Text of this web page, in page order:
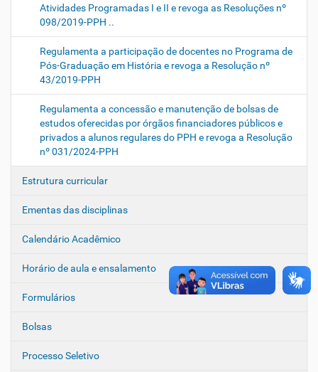
Atividades Programadas I e II e revoga as Resoluções nº
098/2019-PPH ..
Regulamenta a participação de docentes no Programa de
Pós-Graduação em História e revoga a Resolução nº
43/2019-PPH
Regulamenta a concessão e manutenção de bolsas de
estudos oferecidas por órgãos financiadores públicos e
privados a alunos regulares do PPH e revoga a Resolução
nº 031/2024-PPH
Estrutura curricular
Ementas das disciplinas
Calendário Acadêmico
Horário de aula e ensalamento
Formulários
Bolsas
Processo Seletivo